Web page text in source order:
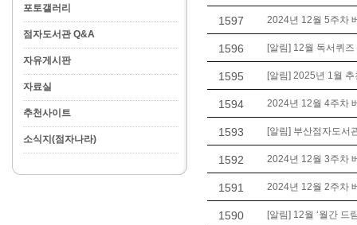
포토갤러리
점자도서관 Q&A
자유게시판
자료실
추천사이트
소식지(점자나라)
1597 2024년 12월 5주차
1596 [알림] 12월 독서퀴
1595 [알림] 2025년 1월
1594 2024년 12월 4주차
1593 [알림] 부산점자도서
1592 2024년 12월 3주차
1591 2024년 12월 2주차
1590 [알림] 12월 ‘월간 드